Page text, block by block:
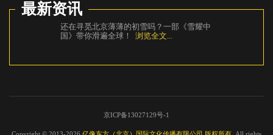
最新资讯
《攀登者》没有讲的故事，都在这部纪录片
里 浏览全文...
京ICP备13027129号-1